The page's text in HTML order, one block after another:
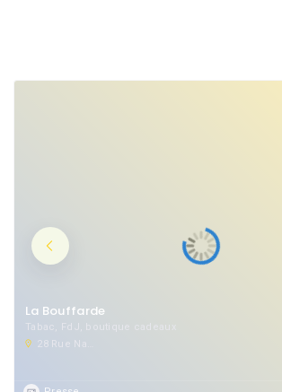
La Bouffarde
Tabac, FdJ, boutique cadeaux
28 Rue Nationale, 60800 Crépy-en-Valois, France